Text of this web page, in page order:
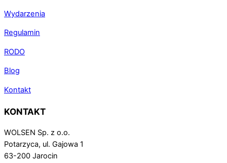
Wydarzenia
Regulamin
RODO
Blog
Kontakt
KONTAKT
WOLSEN Sp. z o.o.
Potarzyca, ul. Gajowa 1
63-200 Jarocin